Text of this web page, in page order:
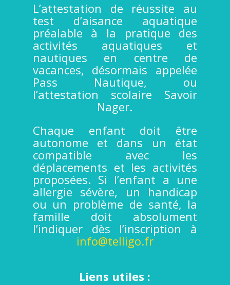
L’attestation de réussite au
test d’aisance aquatique
préalable à la pratique des
activités aquatiques et
nautiques en centre de
vacances, désormais appelée
Pass Nautique, ou
l’attestation scolaire Savoir
Nager.
Chaque enfant doit être
autonome et dans un état
compatible avec les
déplacements et les activités
proposées. Si l’enfant a une
allergie sévère, un handicap
ou un problème de santé, la
famille doit absolument
l’indiquer dès l’inscription à
info@telligo.fr
Liens utiles :